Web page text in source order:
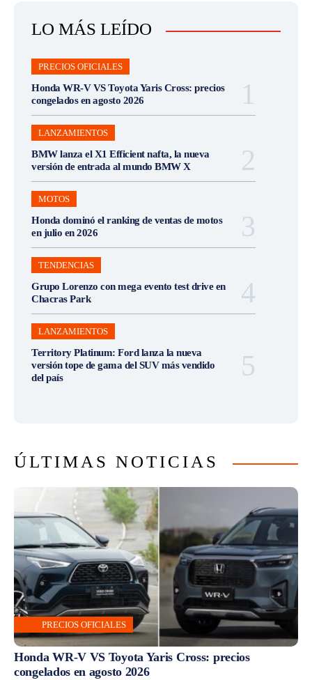
LO MÁS LEÍDO
PRECIOS OFICIALES
Honda WR-V VS Toyota Yaris Cross: precios
congelados en agosto 2026
LANZAMIENTOS
BMW lanza el X1 Efficient nafta, la nueva
versión de entrada al mundo BMW X
MOTOS
Honda dominó el ranking de ventas de motos
en julio en 2026
TENDENCIAS
Grupo Lorenzo con mega evento test drive en
Chacras Park
LANZAMIENTOS
Territory Platinum: Ford lanza la nueva
versión tope de gama del SUV más vendido
del país
ÚLTIMAS NOTICIAS
PRECIOS OFICIALES
Honda WR-V VS Toyota Yaris Cross: precios
congelados en agosto 2026